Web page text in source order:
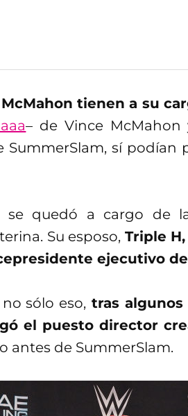
tienen a su
– de Vince
SummerSlam, sí podían
se quedó a cargo de
Su esposo, Triple
ejecutivo
sólo eso, tras
el puesto director
antes de SummerSlam.